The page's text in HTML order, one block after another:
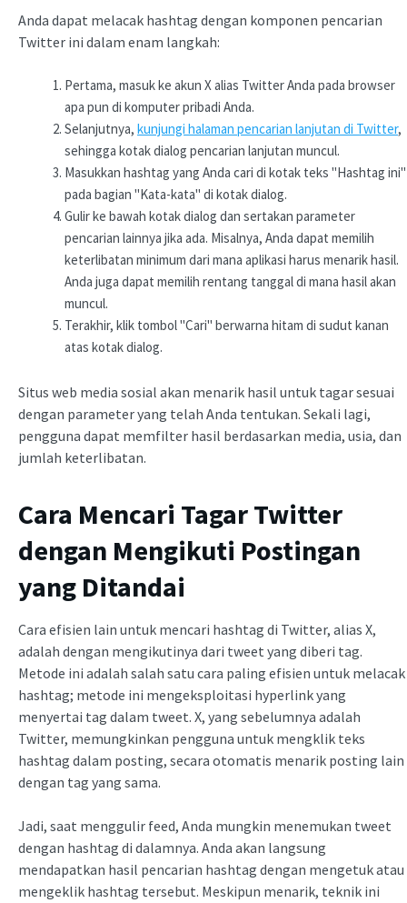
Anda dapat melacak hashtag dengan komponen pencarian
Twitter ini dalam enam langkah:
Pertama, masuk ke akun X alias Twitter Anda pada browser
apa pun di komputer pribadi Anda.
Selanjutnya, kunjungi halaman pencarian lanjutan di Twitter,
sehingga kotak dialog pencarian lanjutan muncul.
Masukkan hashtag yang Anda cari di kotak teks "Hashtag ini"
pada bagian "Kata-kata" di kotak dialog.
Gulir ke bawah kotak dialog dan sertakan parameter
pencarian lainnya jika ada. Misalnya, Anda dapat memilih
keterlibatan minimum dari mana aplikasi harus menarik hasil.
Anda juga dapat memilih rentang tanggal di mana hasil akan
muncul.
Terakhir, klik tombol "Cari" berwarna hitam di sudut kanan
atas kotak dialog.
Situs web media sosial akan menarik hasil untuk tagar sesuai
dengan parameter yang telah Anda tentukan. Sekali lagi,
pengguna dapat memfilter hasil berdasarkan media, usia, dan
jumlah keterlibatan.
Cara Mencari Tagar Twitter
dengan Mengikuti Postingan
yang Ditandai
Cara efisien lain untuk mencari hashtag di Twitter, alias X,
adalah dengan mengikutinya dari tweet yang diberi tag.
Metode ini adalah salah satu cara paling efisien untuk melacak
hashtag; metode ini mengeksploitasi hyperlink yang
menyertai tag dalam tweet. X, yang sebelumnya adalah
Twitter, memungkinkan pengguna untuk mengklik teks
hashtag dalam posting, secara otomatis menarik posting lain
dengan tag yang sama.
Jadi, saat menggulir feed, Anda mungkin menemukan tweet
dengan hashtag di dalamnya. Anda akan langsung
mendapatkan hasil pencarian hashtag dengan mengetuk atau
mengeklik hashtag tersebut. Meskipun menarik, teknik ini